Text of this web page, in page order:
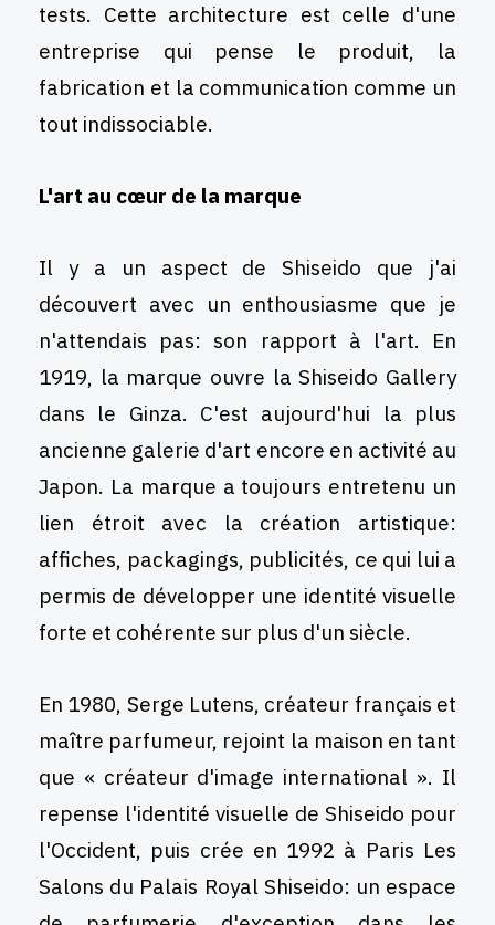
tests. Cette architecture est celle d'une
entreprise qui pense le produit, la
fabrication et la communication comme un
tout indissociable.
L'art au cœur de la marque
Il y a un aspect de Shiseido que j'ai
découvert avec un enthousiasme que je
n'attendais pas: son rapport à l'art. En
1919, la marque ouvre la Shiseido Gallery
dans le Ginza. C'est aujourd'hui la plus
ancienne galerie d'art encore en activité au
Japon. La marque a toujours entretenu un
lien étroit avec la création artistique:
affiches, packagings, publicités, ce qui lui a
permis de développer une identité visuelle
forte et cohérente sur plus d'un siècle.
En 1980, Serge Lutens, créateur français et
maître parfumeur, rejoint la maison en tant
que « créateur d'image international ». Il
repense l'identité visuelle de Shiseido pour
l'Occident, puis crée en 1992 à Paris Les
Salons du Palais Royal Shiseido: un espace